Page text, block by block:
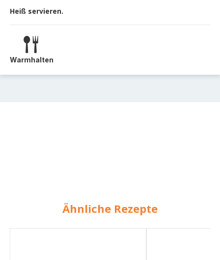
Heiß servieren.
Warmhalten
Ähnliche Rezepte